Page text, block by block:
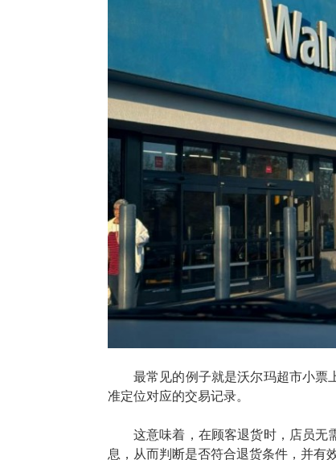
最常见的例子就是沃尔玛超市小票
准定位对应的交易记录。
这意味着，在顾客退货时，店员无
息，从而判断是否符合退货条件，并有